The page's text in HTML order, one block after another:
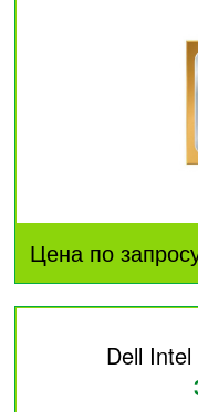
Цена по
Dell